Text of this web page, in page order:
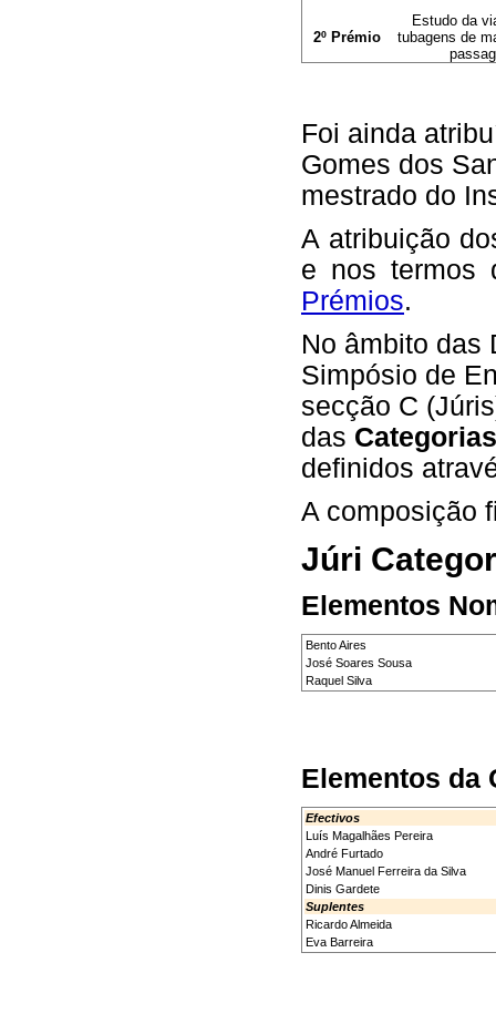
2º Prémio
Estudo da
tubagens de
Foi ainda
Gomes dos
mestrado do
A atribuição
e nos termos
Prémios.
No âmbito das
Simpósio de
secção C
das
definidos
A composição
Júri
Elementos
Bento Aires
José Soares Sousa
Raquel Silva
Elementos da
Efectivos
Luís Magalhães Pereira
André Furtado
José Manuel Ferreira da Silva
Dinis Gardete
Suplentes
Ricardo Almeida
Eva Barreira